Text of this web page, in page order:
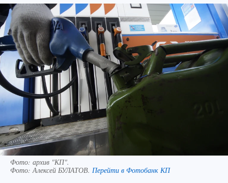
Фото: архив "КП".
Фото:Алексей БУЛАТОВ. Перейти в Фотобанк КП